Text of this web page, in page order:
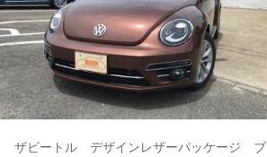
ザビートル デザインレザーパッケージ ブ